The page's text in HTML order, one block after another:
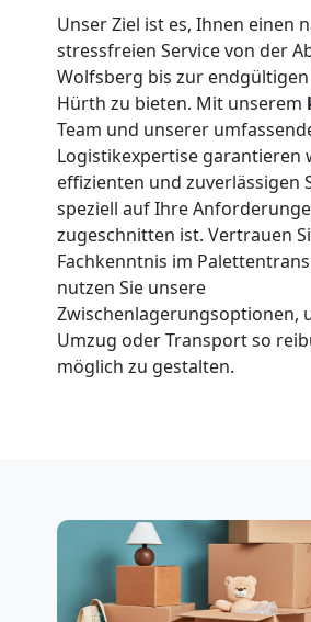
Unser Ziel ist es, Ihnen einen
stressfreien Service von der
Wolfsberg bis zur
Hürth zu bieten. Mit unserem
Team und unserer
Logistikexpertise garantieren
effizienten und zuverlässigen
speziell auf Ihre
zugeschnitten ist. Vertrauen
Fachkenntnis im
nutzen Sie unsere
Zwischenlagerungsoptionen,
Umzug oder Transport so
möglich zu gestalten.